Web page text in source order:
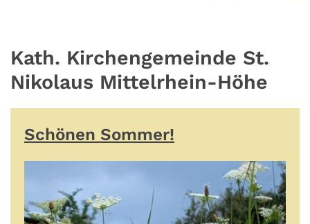
Kath. Kirchengemeinde St.
Nikolaus Mittelrhein-Höhe
Schönen Sommer!